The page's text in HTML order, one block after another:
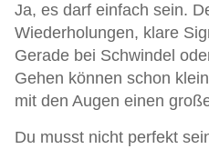
Ja, es darf einfach sein.
Wiederholungen, klare
Gerade bei Schwindel
Gehen können schon
mit den Augen einen
Du musst nicht perfekt